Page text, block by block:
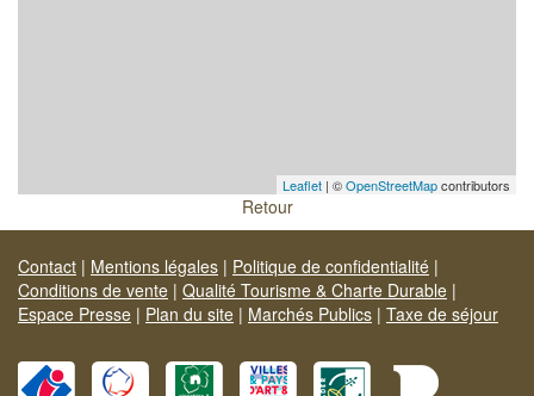
Leaflet | ©OpenStreetMapcontributors
Retour
Contact | Mentions légales | Politique de confidentialité |
Conditions de vente | Qualité Tourisme & Charte Durable |
Espace Presse | Plan du site | Marchés Publics | Taxe de séjour